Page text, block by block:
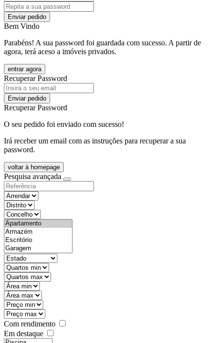
Enviar pedido
Bem Vindo
Parabéns! A sua password foi guardada com sucesso. A partir de
agora, terá aceso a imóveis privados.
entrar agora
Recuperar Password
Enviar pedido
Recuperar Password
O seu pedido foi enviado com sucesso!
Irá receber um email com as instruções para recuperar a sua
password.
voltar à homepage
Pesquisa avançada
objective
districtId
countyId
types
state
mintypo
maxtypo
minarea
maxarea
minprice
maxprice
Com rendimento
Em destaque